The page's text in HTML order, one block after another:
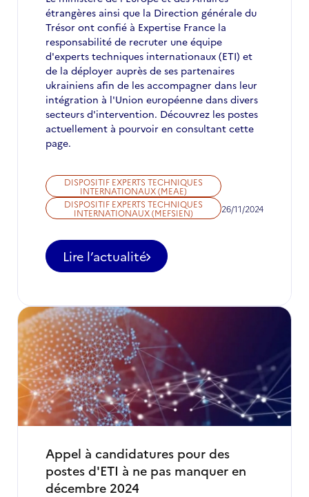
étrangères ainsi que la Direction générale du
Trésor ont confié à Expertise France la
responsabilité de recruter une équipe
d'experts techniques internationaux (ETI) et
de la déployer auprès de ses partenaires
ukrainiens afin de les accompagner dans leur
intégration à l'Union européenne dans divers
secteurs d'intervention. Découvrez les postes
actuellement à pourvoir en consultant cette
page.
DISPOSITIF EXPERTS TECHNIQUES
INTERNATIONAUX (MEAE)
DISPOSITIF EXPERTS TECHNIQUES
INTERNATIONAUX (MEFSIEN) 26/11/2024
Lire l’actualité
-
Appel
candidatures
:
postes
d’expertise
à
pourvoir
en
Ukraine
#5
Appel à candidatures pour des
postes d'ETI à ne pas manquer en
décembre 2024